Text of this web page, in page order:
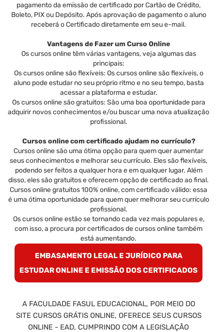
pagamento da emissão de certificado por Cartão de Crédito,
Boleto, PIX ou Depósito. Após aprovação de pagamento o aluno
receberá o Certificado diretamente em seu e-mail.
Vantagens de Fazer um Curso Online
Os cursos online têm várias vantagens, veja algumas das
principais:
Os cursos online são flexíveis: Os cursos online são flexíveis, o
aluno pode estudar no seu próprio ritmo e no seu tempo, basta
acessar a plataforma e estudar.
Os cursos online são gratuitos: São uma boa oportunidade para
adquirir novos conhecimentos e/ou buscar uma nova atualização
profissional.
Cursos online com certificado ajudam no currículo?
Cursos online são uma ótima opção para quem quer aumentar
seus conhecimentos e melhorar seu currículo. Eles são flexíveis,
podendo ser feitos a qualquer hora e em qualquer lugar. Além
disso, eles são gratuitos e oferecem opção de certificado ao final.
Cursos online gratuitos 100% online, com certificado válido: essa
é uma ótima oportunidade para quem quer melhorar seu currículo
profissional.
Os cursos online estão se tornando cada vez mais populares e,
com isso, a procura por certificados de cursos online também
está aumentando.
EMBASAMENTO LEGAL E JURÍDICO PARA
ESTUDAR ONLINE E EMISSÃO DOS CERTIFICADOS
A FACULDADE FASUL EDUCACIONAL, POR MEIO DO
SITE CURSOS GRÁTIS ONLINE, OFERECE SEUS CURSOS
ONLINE - EAD, CUMPRINDO COM A LEGISLAÇÃO